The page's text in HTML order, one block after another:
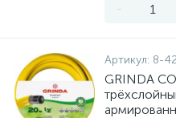
-
Артикул: 8-
GRINDA